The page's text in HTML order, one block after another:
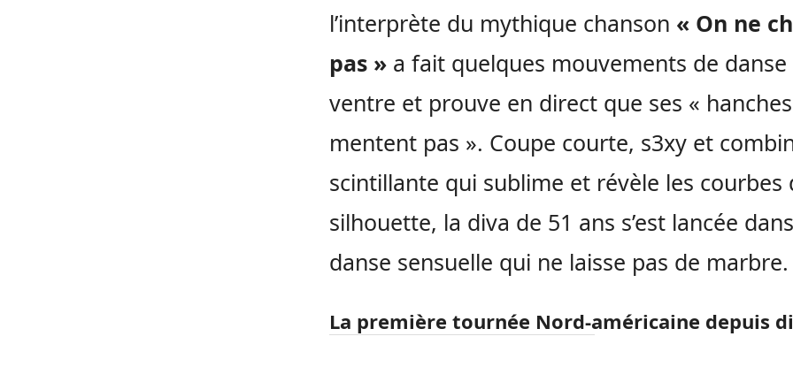
l’interprète du mythique chanson « On ne
pas » a fait quelques mouvements de
ventre et prouve en direct que ses «
mentent pas ». Coupe courte, s3xy et
scintillante qui sublime et révèle les courbes
silhouette, la diva de 51 ans s’est lancée
danse sensuelle qui ne laisse pas de marbre.
La première tournée Nord-américaine depuis